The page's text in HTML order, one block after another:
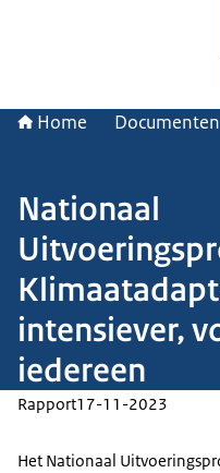
Home Documenten
Nationaal
intensiever,
iedereen
Rapport17-11-2023
Het Nationaal